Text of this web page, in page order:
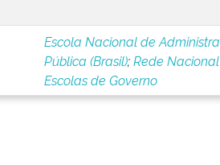
Escola Nacional de
Pública (Brasil);Rede
Escolas de Governo